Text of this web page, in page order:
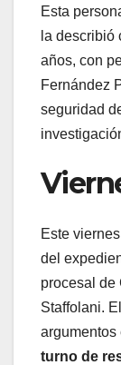
Esta
la describió
años, con
Fernández
seguridad
Este
del
procesal de
Staffolani.
argumentos
turno de